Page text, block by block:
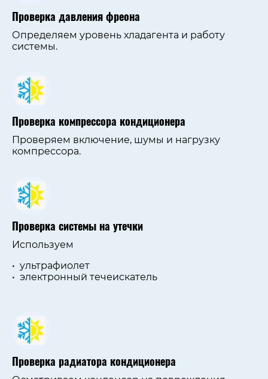
Проверка давления фреона
Определяем уровень хладагента и работу
системы.
Проверка компрессора кондиционера
Проверяем включение, шумы и нагрузку
компрессора.
Проверка системы на утечки
Используем
ультрафиолет
электронный течеискатель
Проверка радиатора кондиционера